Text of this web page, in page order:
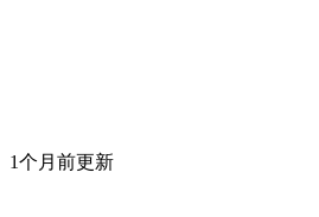
1个月前更新